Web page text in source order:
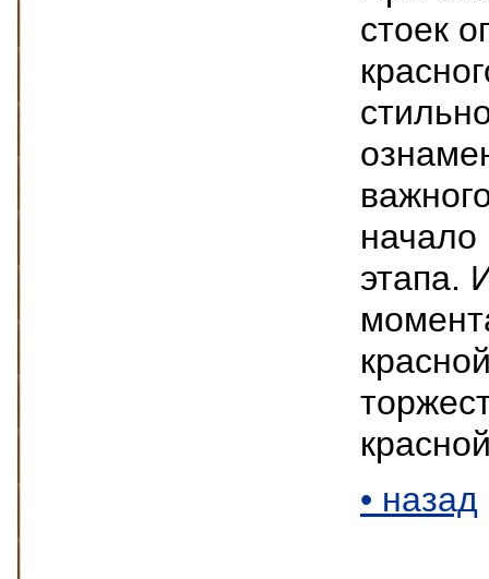
стоек
начало
этапа.
• назад